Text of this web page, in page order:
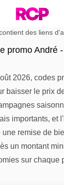
des liens
promo André
2026, codes
baisser le prix
importants, et
remise de
un montant
sur chaque